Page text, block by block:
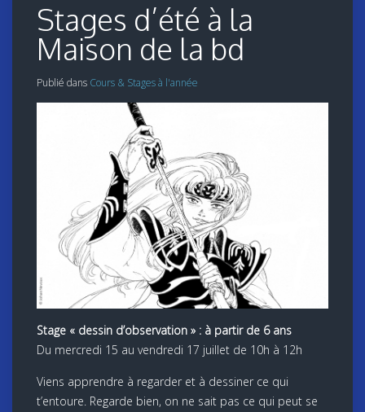
Stages d’été à la
Maison de la bd
Publié dans Cours & Stages à l'année
Stage « dessin d’observation » : à partir de 6 ans
Du mercredi 15 au vendredi 17 juillet de 10h à 12h
Viens apprendre à regarder et à dessiner ce qui
t’entoure. Regarde bien, on ne sait pas ce qui peut se